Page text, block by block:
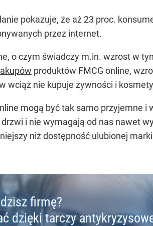
pokazuje, że aż 23 proc.
przez internet.
o czym świadczy m.in. wzrost w
produktów FMCG online,
wciąż nie kupuje żywności i
mogą być tak samo przyjemne i
i nie wymagają od nas nawet
niż dostępność ulubionej
firmę?
dzięki tarczy